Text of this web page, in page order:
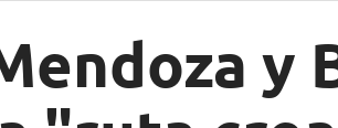
y